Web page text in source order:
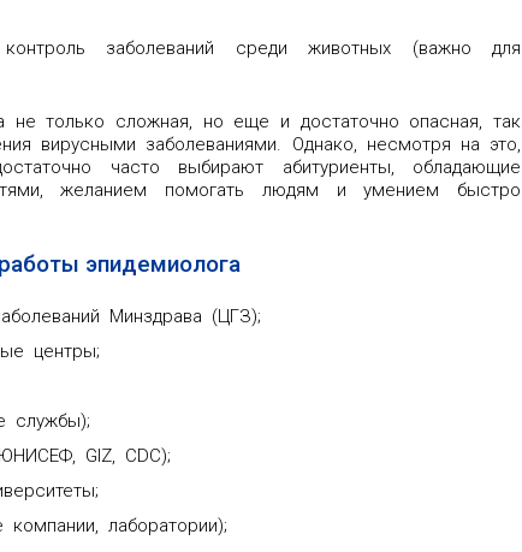
заболеваний среди животных (важно для
не только сложная, но еще и достаточно опасная, так
вирусными заболеваниями. Однако, несмотря на это,
часто выбирают абитуриенты, обладающие
желанием помогать людям и умением быстро
эпидемиолога
Минздрава (ЦГЗ);
центры;
службы);
GIZ, CDC);
лаборатории);